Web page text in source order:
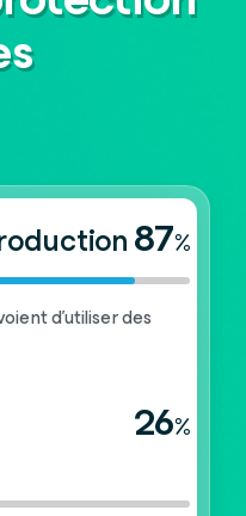
87%
d'utiliser des
26%